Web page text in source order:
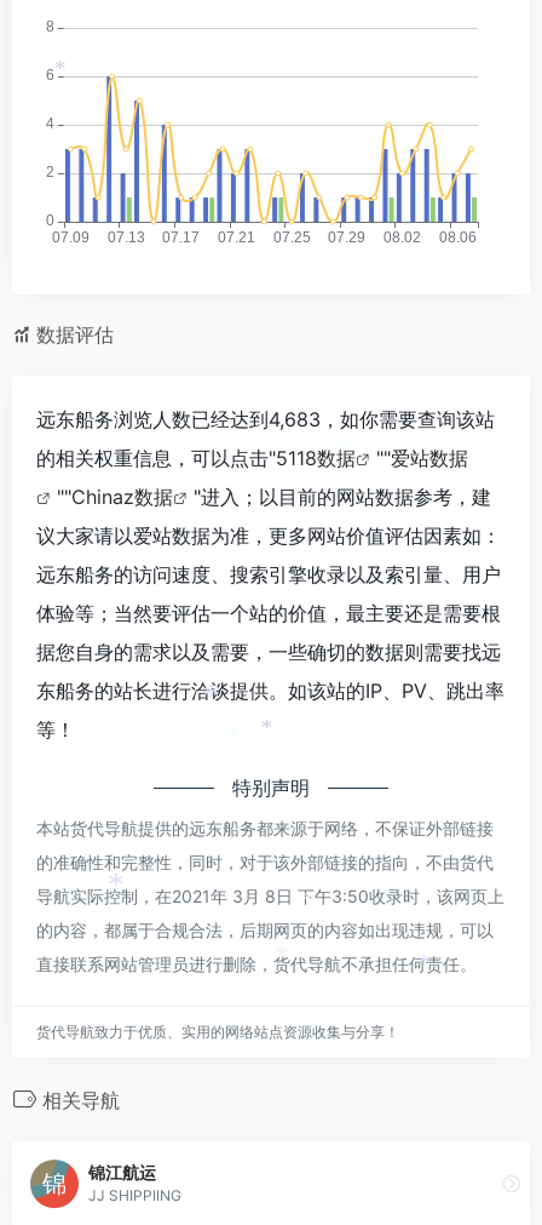
数据评估
远东船务浏览人数已经达到4,683，如你需要查询该站
的相关权重信息，可以点击"5118数据 ""爱站数据
""Chinaz数据
"进入；以目前的网站数据参考，建
议大家请以爱站数据为准，更多网站价值评估因素如：
远东船务的访问速度、搜索引擎收录以及索引量、用户
体验等；当然要评估一个站的价值，最主要还是需要根
据您自身的需求以及需要，一些确切的数据则需要找远
东船务的站长进行洽谈提供。如该站的IP、PV、跳出率
等！
特别声明
本站货代导航提供的远东船务都来源于网络，不保证外部链接
的准确性和完整性，同时，对于该外部链接的指向，不由货代
导航实际控制，在2021年 3月 8日 下午3:50收录时，该网页上
的内容，都属于合规合法，后期网页的内容如出现违规，可以
直接联系网站管理员进行删除，货代导航不承担任何责任。
货代导航致力于优质、实用的网络站点资源收集与分享！
相关导航
锦江航运
JJ SHIPPIING
*
*
*
* *